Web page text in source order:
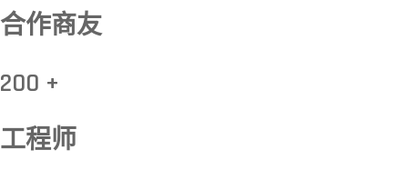
合作商友
200 +
工程师